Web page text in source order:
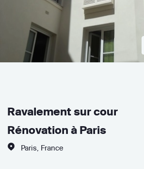
Ravalement sur cour
Rénovation à Paris
Paris France